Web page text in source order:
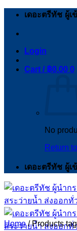
Skip
เดอะตรีทัช ผู้
Login
Cart / ฿0.00 0
No
Return
เดอะตรีทัช ผู้
Home /Products